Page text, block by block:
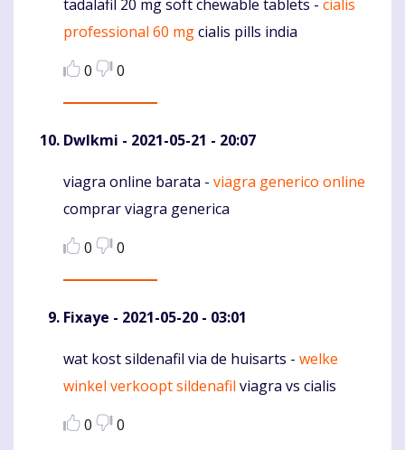
Komentaras
tadalafil 20 mg soft chewable tablets - cialis
professional 60 mgcialis pills india
0
0
Dwlkmi - 2021-05-21 - 20:07
Komentaras
viagra online barata - viagra generico online
comprar viagra generica
0
0
Fixaye - 2021-05-20 - 03:01
Komentaras
wat kost sildenafil via de huisarts - welke
winkel verkoopt sildenafil viagra vs cialis
0
0